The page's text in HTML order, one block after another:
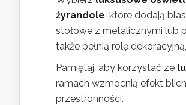
żyrandole , które dodają
stołowe z metalicznymi lub
także pełnią rolę
Pamiętaj, aby korzystać ze
ramach wzmocnią efekt
przestronności.